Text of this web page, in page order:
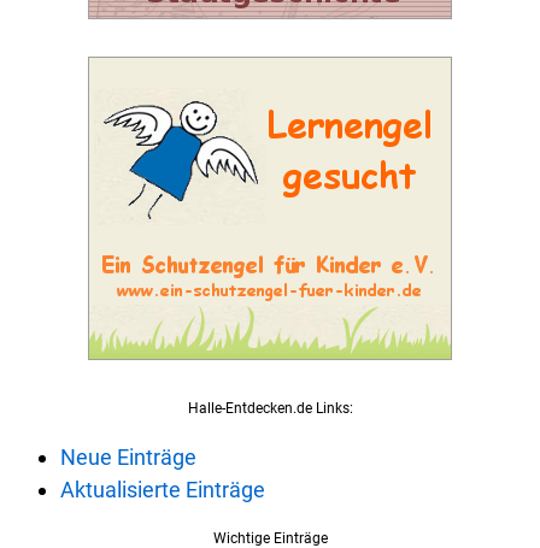
Halle-Entdecken.de Links:
Neue Einträge
Aktualisierte Einträge
Wichtige Einträge